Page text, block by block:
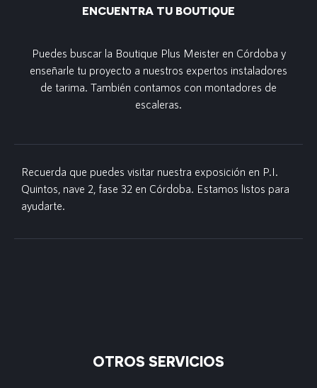
ENCUENTRA TU BOUTIQUE
Puedes buscar la Boutique Plus Meister en Córdoba y
enseñarle tu proyecto a nuestros expertos instaladores
de tarima. También contamos con montadores de
escaleras.
Recuerda que puedes visitar nuestra exposición en P.I.
Quintos, nave 2, fase 32 en Córdoba. Estamos listos para
ayudarte.
OTROS SERVICIOS